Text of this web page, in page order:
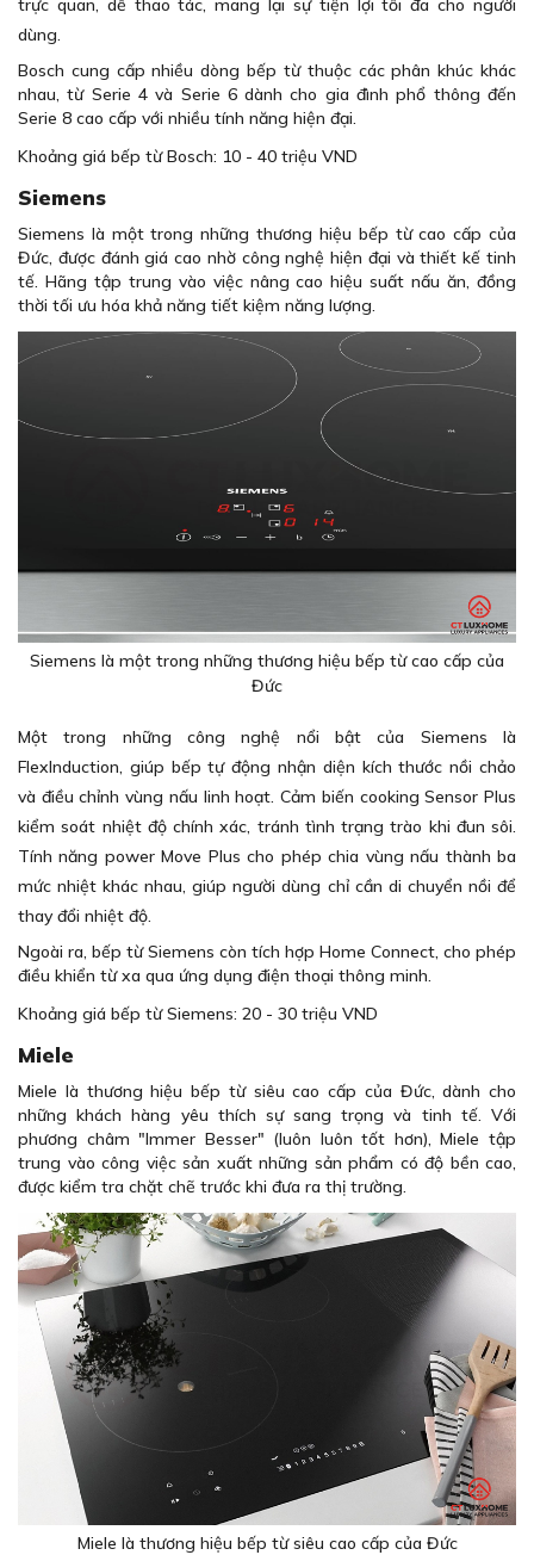
trực quan, dễ thao tác, mang lại sự tiện lợi tối đa cho người
dùng.
Bosch cung cấp nhiều dòng bếp từ thuộc các phân khúc khác
nhau, từ Serie 4 và Serie 6 dành cho gia đình phổ thông đến
Serie 8 cao cấp với nhiều tính năng hiện đại.
Khoảng giá bếp từ Bosch: 10 - 40 triệu VND
Siemens
Siemens là một trong những thương hiệu bếp từ cao cấp của
Đức, được đánh giá cao nhờ công nghệ hiện đại và thiết kế tinh
tế. Hãng tập trung vào việc nâng cao hiệu suất nấu ăn, đồng
thời tối ưu hóa khả năng tiết kiệm năng lượng.
Siemens là một trong những thương hiệu bếp từ cao cấp của
Đức
Một trong những công nghệ nổi bật của Siemens là
FlexInduction, giúp bếp tự động nhận diện kích thước nồi chảo
và điều chỉnh vùng nấu linh hoạt. Cảm biến cooking Sensor Plus
kiểm soát nhiệt độ chính xác, tránh tình trạng trào khi đun sôi.
Tính năng power Move Plus cho phép chia vùng nấu thành ba
mức nhiệt khác nhau, giúp người dùng chỉ cần di chuyển nồi để
thay đổi nhiệt độ.
Ngoài ra, bếp từ Siemens còn tích hợp Home Connect, cho phép
điều khiển từ xa qua ứng dụng điện thoại thông minh.
Khoảng giá bếp từ Siemens: 20 - 30 triệu VND
Miele
Miele là thương hiệu bếp từ siêu cao cấp của Đức, dành cho
những khách hàng yêu thích sự sang trọng và tinh tế. Với
phương châm "Immer Besser" (luôn luôn tốt hơn), Miele tập
trung vào công việc sản xuất những sản phẩm có độ bền cao,
được kiểm tra chặt chẽ trước khi đưa ra thị trường.
Miele là thương hiệu bếp từ siêu cao cấp của Đức